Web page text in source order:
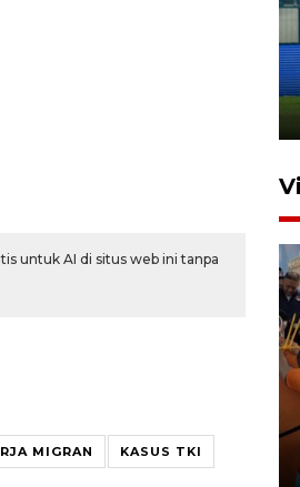
untuk AI di situs web ini tanpa
MIGRAN KASUS TKI